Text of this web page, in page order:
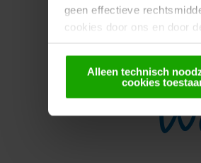
geen effectieve
cookies door ons en door
Alleen technisch
cookies